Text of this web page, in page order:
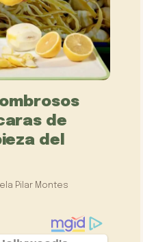
de
del
Pilar Montes